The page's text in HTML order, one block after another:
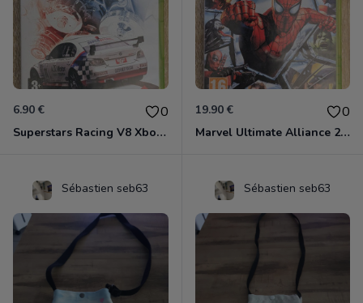
6.90 € 0
Superstars Racing V8 Xbox 360
19.90 € 0
Marvel Ultimate Alliance 2 Xbox 360
Sébastien seb63 Sébastien seb63